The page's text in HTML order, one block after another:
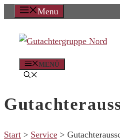
Zum
springen
Menu
MENÜ
Start > Service >